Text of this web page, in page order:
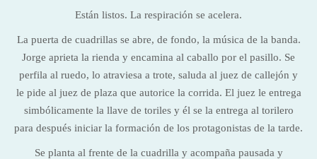
Están listos. La respiración se acelera.
La puerta de cuadrillas se abre, de fondo, la música de la banda.
Jorge aprieta la rienda y encamina al caballo por el pasillo. Se
perfila al ruedo, lo atraviesa a trote, saluda al juez de callejón y
le pide al juez de plaza que autorice la corrida. El juez le entrega
simbólicamente la llave de toriles y él se la entrega al torilero
para después iniciar la formación de los protagonistas de la tarde.
Se planta al frente de la cuadrilla y acompaña pausada y